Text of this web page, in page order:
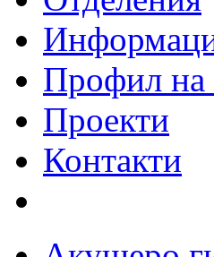
Профил на
Проекти
Контакти